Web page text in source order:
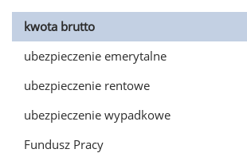
kwota brutto
ubezpieczenie emerytalne
ubezpieczenie rentowe
ubezpieczenie wypadkowe
Fundusz Pracy